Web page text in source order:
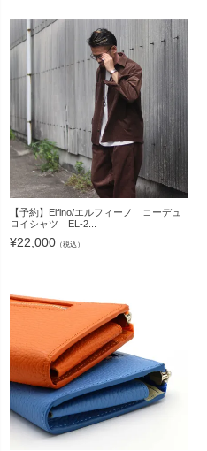
【予約】Elfino/エルフィーノ コーデュ
ロイシャツ EL-2...
¥22,000 （税込）